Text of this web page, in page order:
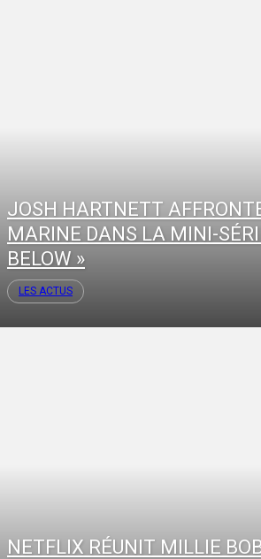
JOSH HARTNETT
MARINE DANS LA MINI-
BELOW »
LES ACTUS
NETFLIX RÉUNIT MILLIE